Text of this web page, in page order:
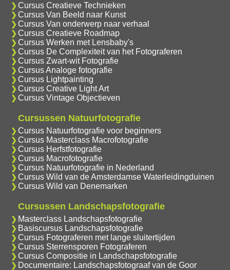
Cursus Creatieve Technieken
Cursus Van Beeld naar Kunst
Cursus Van onderwerp naar verhaal
Cursus Creatieve Roadmap
Cursus Werken met Lensbaby's
Cursus De Complexiteit van het Fotograferen
Cursus Zwart-wit Fotografie
Cursus Analoge fotografie
Cursus Lightpainting
Cursus Creative Light Art
Cursus Vintage Objectieven
Cursussen Natuurfotografie
Cursus Natuurfotografie voor beginners
Cursus Masterclass Macrofotografie
Cursus Herfstfotografie
Cursus Macrofotografie
Cursus Natuurfotografie in Nederland
Cursus Wild van de Amsterdamse Waterleidingduinen
Cursus Wild van Denemarken
Cursussen Landschapsfotografie
Masterclass Landschapsfotografie
Basiscursus Landschapsfotografie
Cursus Fotograferen met lange sluitertijden
Cursus Sterrensporen Fotograferen
Cursus Compositie in Landschapsfotografie
Documentaire: Landschapsfotograaf van de Goor